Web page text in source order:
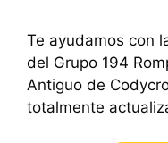
Te ayudamos con
del Grupo 194
Antiguo de
totalmente